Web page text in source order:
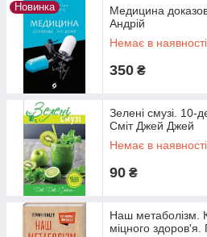
Новинка
Медицина
Андрій
Немає в наявності
350 ₴
Зелені смузі. 10-
Сміт Джей Джей
Немає в наявності
90 ₴
Наш метаболізм.
міцного